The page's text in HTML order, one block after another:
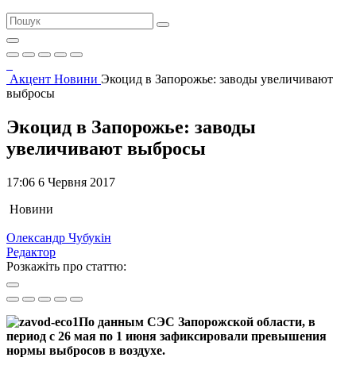
Акцент Новини Экоцид в Запорожье: заводы увеличивают
выбросы
Экоцид в Запорожье: заводы
увеличивают выбросы
17:06 6 Червня 2017
Новини
Олександр Чубукін
Редактор
Розкажіть про статтю:
По данным СЭС Запорожской области, в
период с 26 мая по 1 июня зафиксировали превышения
нормы выбросов в воздухе.